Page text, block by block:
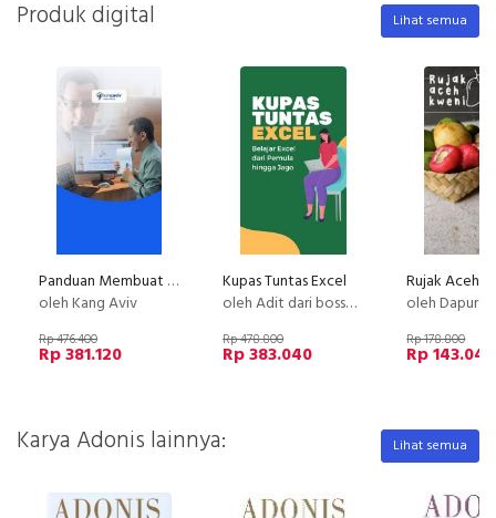
Produk digital Lihat semua
Panduan Membuat Kursus Online Terlengkap di Indonesia
oleh Kang Aviv
Rp 476.400
Rp 381.120
Kupas Tuntas Excel
oleh Adit dari bossexcel
Rp 478.800
Rp 383.040
Rujak Aceh
oleh Dapur
Rp 178.800
Rp 143.040
Karya Adonis lainnya: Lihat semua